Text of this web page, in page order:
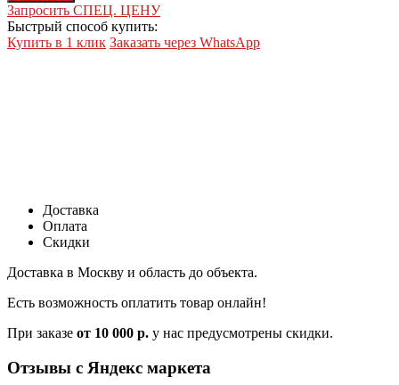
Запросить СПЕЦ. ЦЕНУ
Быстрый способ купить:
Купить в 1 клик Заказать через WhatsApp
Доставка
Оплата
Скидки
Доставка в Москву и область до объекта.
Есть возможность оплатить товар онлайн!
При заказе от 10 000 р. у нас предусмотрены скидки.
Отзывы с Яндекс маркета